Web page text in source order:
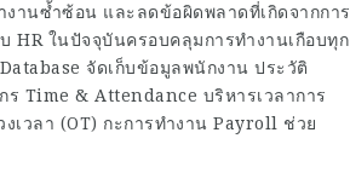
านซ้ำซ้อน และลดข้อผิดพลาดที่เกิดจากการ
HR ในปัจจุบันครอบคลุมการทำงานเกือบทุก
จัดเก็บข้อมูลพนักงาน ประวัติ
Time & Attendance บริหารเวลาการ
เวลา (OT) กะการทำงาน Payroll ช่วย